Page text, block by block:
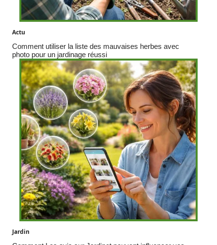
Actu
Comment utiliser la liste des mauvaises herbes avec
photo pour un jardinage réussi
Jardin